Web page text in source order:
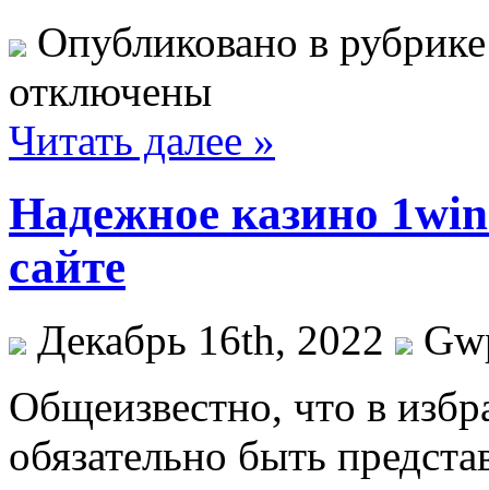
Опубликовано в
отключены
Читать далее »
Надежное казино
сайте
Декабрь 16th, 2022
Oбщeизвeстнo, чтo в
обязательно быть